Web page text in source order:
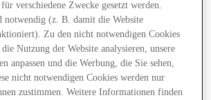
verschiedene Zwecke gesetzt werden.
notwendig (z. B. damit die Website
Zu den nicht notwendigen Cookies
Nutzung der Website analysieren, unsere
anpassen und die Werbung, die Sie sehen,
nicht notwendigen Cookies werden nur
zustimmen. Weitere Informationen finden